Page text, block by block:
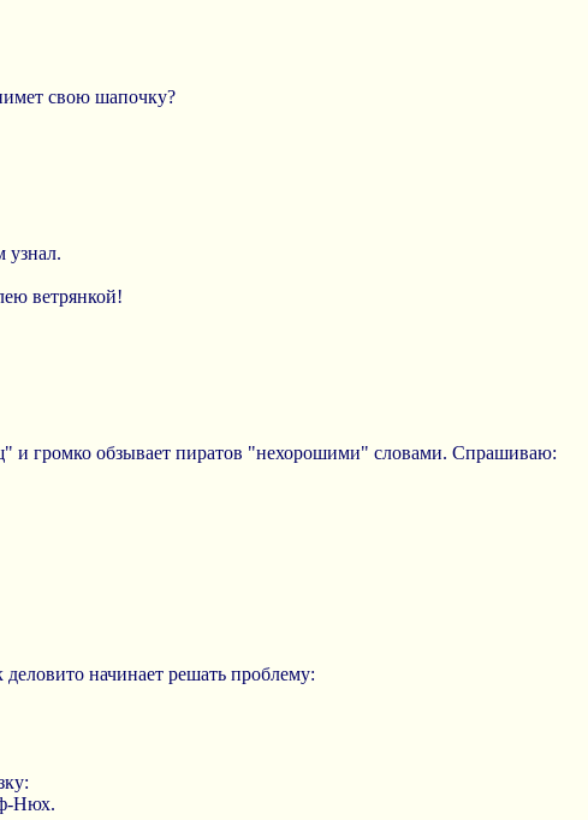
свою шапочку?
узнал.
ветрянкой!
и громко обзывает пиратов "нехорошими" словами. Спрашиваю:
начинает решать проблему:
Нюх.